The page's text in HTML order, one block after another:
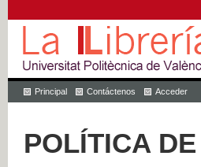
Principal Contáctenos Acceder
POLÍTICA